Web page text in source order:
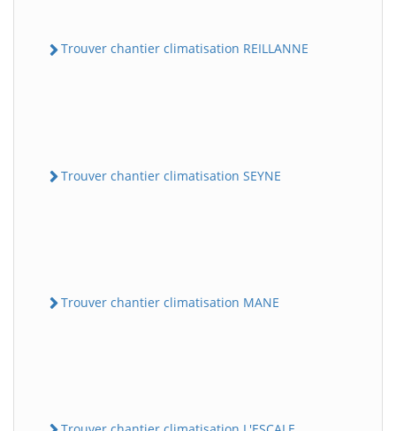
Trouver chantier climatisation REILLANNE
Trouver chantier climatisation SEYNE
Trouver chantier climatisation MANE